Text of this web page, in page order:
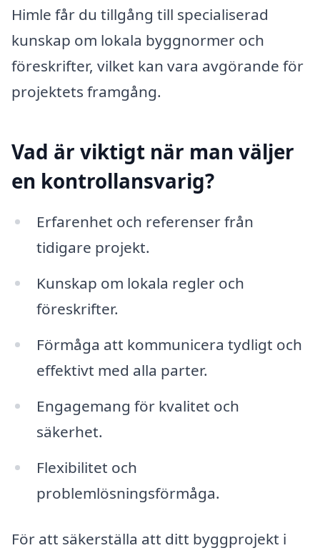
Himle får du tillgång till specialiserad
kunskap om lokala byggnormer och
föreskrifter, vilket kan vara avgörande för
projektets framgång.
Vad är viktigt när man väljer
en kontrollansvarig?
Erfarenhet och referenser från
tidigare projekt.
Kunskap om lokala regler och
föreskrifter.
Förmåga att kommunicera tydligt och
effektivt med alla parter.
Engagemang för kvalitet och
säkerhet.
Flexibilitet och
problemlösningsförmåga.
För att säkerställa att ditt byggprojekt i